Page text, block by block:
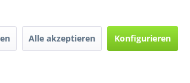
Alle akzeptieren Konfigurieren